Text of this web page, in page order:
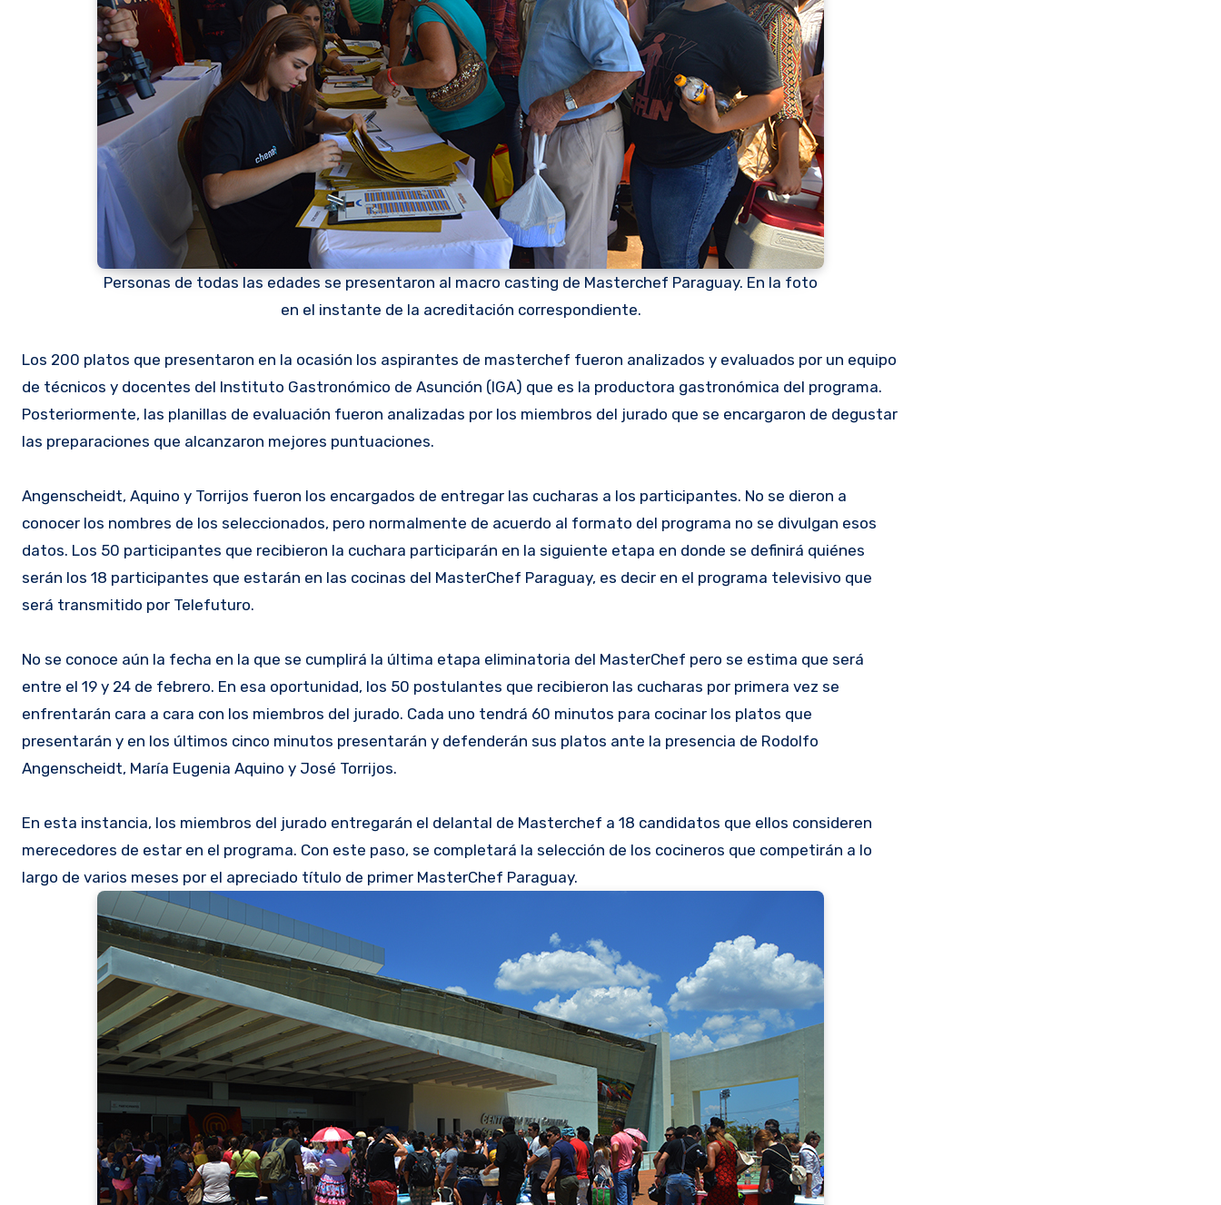
Personas de todas las edades se presentaron al macro casting de Masterchef Paraguay. En la foto
en el instante de la acreditación correspondiente.
Los 200 platos que presentaron en la ocasión los aspirantes de masterchef fueron analizados y evaluados por un equipo
de técnicos y docentes del Instituto Gastronómico de Asunción (IGA) que es la productora gastronómica del programa.
Posteriormente, las planillas de evaluación fueron analizadas por los miembros del jurado que se encargaron de degustar
las preparaciones que alcanzaron mejores puntuaciones.
Angenscheidt, Aquino y Torrijos fueron los encargados de entregar las cucharas a los participantes. No se dieron a
conocer los nombres de los seleccionados, pero normalmente de acuerdo al formato del programa no se divulgan esos
datos. Los 50 participantes que recibieron la cuchara participarán en la siguiente etapa en donde se definirá quiénes
serán los 18 participantes que estarán en las cocinas del MasterChef Paraguay, es decir en el programa televisivo que
será transmitido por Telefuturo.
No se conoce aún la fecha en la que se cumplirá la última etapa eliminatoria del MasterChef pero se estima que será
entre el 19 y 24 de febrero. En esa oportunidad, los 50 postulantes que recibieron las cucharas por primera vez se
enfrentarán cara a cara con los miembros del jurado. Cada uno tendrá 60 minutos para cocinar los platos que
presentarán y en los últimos cinco minutos presentarán y defenderán sus platos ante la presencia de Rodolfo
Angenscheidt, María Eugenia Aquino y José Torrijos.
En esta instancia, los miembros del jurado entregarán el delantal de Masterchef a 18 candidatos que ellos consideren
merecedores de estar en el programa. Con este paso, se completará la selección de los cocineros que competirán a lo
largo de varios meses por el apreciado título de primer MasterChef Paraguay.